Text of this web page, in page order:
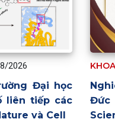
2026
Đại học
liên tiếp các
và Cell